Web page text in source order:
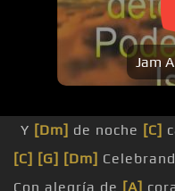
Jam
Y [Dm] de noche [C]
[C] [G] [Dm]
Con alegría de [A]